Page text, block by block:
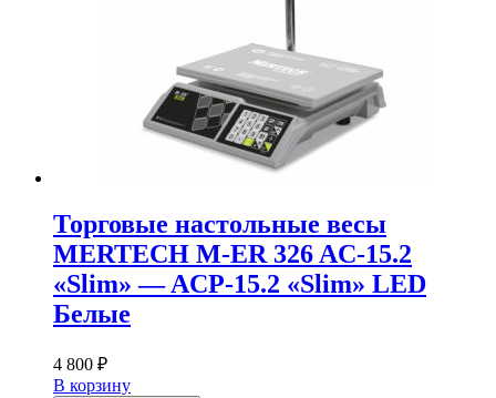
Торговые настольные весы
MERTECH M-ER 326 AC-15.2
«Slim» — ACP-15.2 «Slim» LED
Белые
4 800 ₽
В корзину